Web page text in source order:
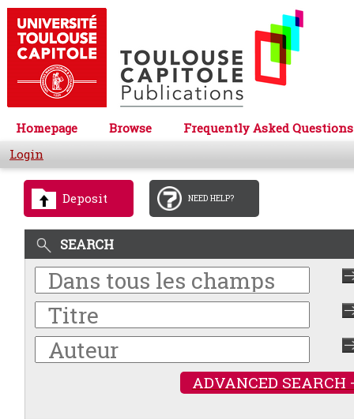
Homepage Browse
Frequently Asked Questions
Login
Deposit NEED HELP?
SEARCH
ADVANCED SEARCH